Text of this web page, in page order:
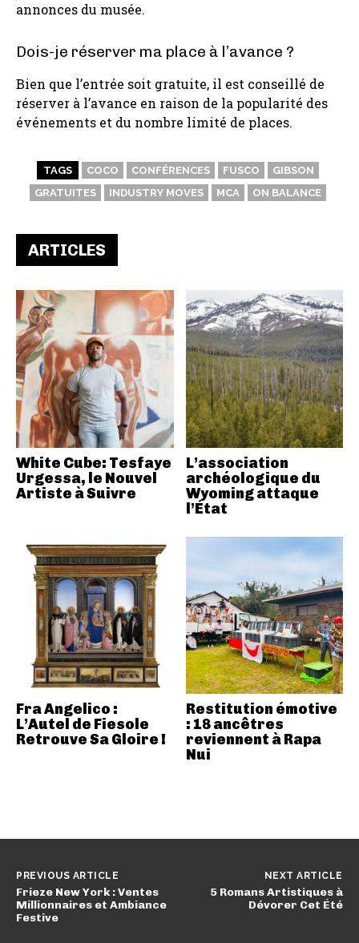
annonces du musée.
Dois-je réserver ma place à l’avance ?
Bien que l’entrée soit gratuite, il est conseillé de
réserver à l’avance en raison de la popularité des
événements et du nombre limité de places.
TAGS COCO CONFÉRENCES FUSCO
GIBSON
GRATUITES
INDUSTRY MOVES MCA ON BALANCE
ARTICLES
White Cube: Tesfaye
Urgessa, le Nouvel
Artiste à Suivre
L’association
archéologique du
Wyoming attaque
l’État
Fra Angelico :
L’Autel de Fiesole
Retrouve Sa Gloire !
Restitution émotive
: 18 ancêtres
reviennent à Rapa
Nui
PREVIOUS ARTICLE
Frieze New York : Ventes
Millionnaires et Ambiance
Festive
NEXT ARTICLE
5 Romans Artistiques à
Dévorer Cet Été